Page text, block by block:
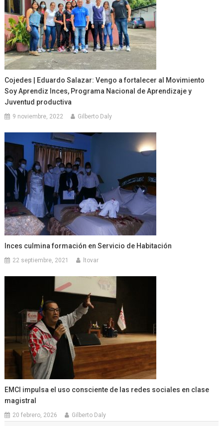
Cojedes | Eduardo Salazar: Vengo a fortalecer al Movimiento
Soy Aprendiz Inces, Programa Nacional de Aprendizaje y
Juventud productiva
9 noviembre, 2022 Gilberto Daly
Inces culmina formación en Servicio de Habitación
22 septiembre, 2021 ltovar
EMCI impulsa el uso consciente de las redes sociales en clase
magistral
20 febrero, 2026 Gilberto Daly